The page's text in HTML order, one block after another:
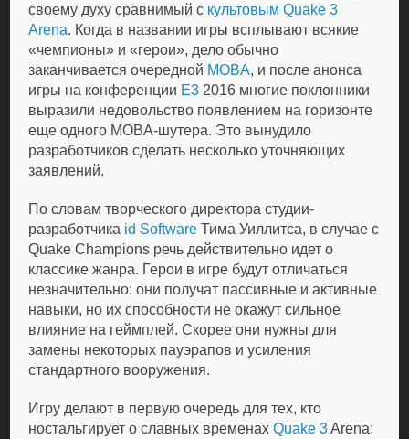
своему духу сравнимый с культовым Quake 3
Arena. Когда в названии игры всплывают всякие
«чемпионы» и «герои», дело обычно
заканчивается очередной MOBA, и после анонса
игры на конференции E3 2016 многие поклонники
выразили недовольство появлением на горизонте
еще одного MOBA-шутера. Это вынудило
разработчиков сделать несколько уточняющих
заявлений.
По словам творческого директора студии-
разработчика id Software Тима Уиллитса, в случае с
Quake Champions речь действительно идет о
классике жанра. Герои в игре будут отличаться
незначительно: они получат пассивные и активные
навыки, но их способности не окажут сильное
влияние на геймплей. Скорее они нужны для
замены некоторых пауэрапов и усиления
стандартного вооружения.
Игру делают в первую очередь для тех, кто
ностальгирует о славных временахQuake 3Arena: